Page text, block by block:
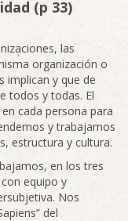
(p 33)
las
organización o
implican y que de
todos y todas. El
cada persona para
y trabajamos
estructura y cultura.
en los tres
equipo y
Nos
del